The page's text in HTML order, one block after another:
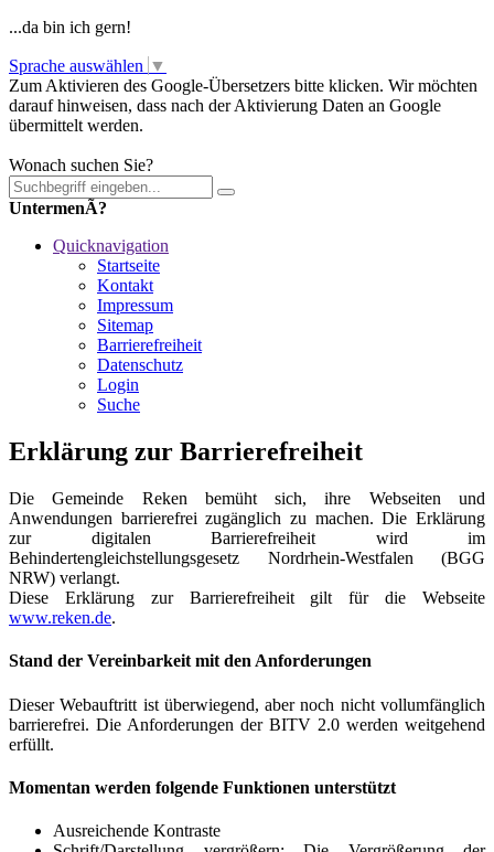
...da bin ich gern!
Sprache auswählen ▼
Zum Aktivieren des Google-Übersetzers bitte klicken. Wir möchten
darauf hinweisen, dass nach der Aktivierung Daten an Google
übermittelt werden.
Wonach suchen Sie?
UntermenÃ?
Quicknavigation
Startseite
Kontakt
Impressum
Sitemap
Barrierefreiheit
Datenschutz
Login
Suche
Erklärung zur Barrierefreiheit
Die Gemeinde Reken bemüht sich, ihre Webseiten und
Anwendungen barrierefrei zugänglich zu machen. Die Erklärung
zur digitalen Barrierefreiheit wird im
Behindertengleichstellungsgesetz Nordrhein-Westfalen (BGG
NRW) verlangt.
Diese Erklärung zur Barrierefreiheit gilt für die Webseite
www.reken.de.
Stand der Vereinbarkeit mit den Anforderungen
Dieser Webauftritt ist überwiegend, aber noch nicht vollumfänglich
barrierefrei. Die Anforderungen der BITV 2.0 werden weitgehend
erfüllt.
Momentan werden folgende Funktionen unterstützt
Ausreichende Kontraste